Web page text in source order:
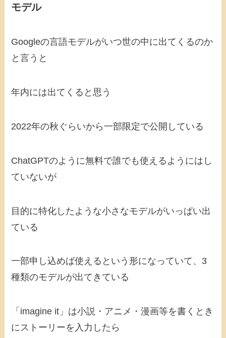
モデル
Googleの言語モデルがいつ世の中に出てくるのか
と言うと
年内には出てくると思う
2022年の秋ぐらいから一部限定で公開している
ChatGPTのように無料で誰でも使えるようにはし
ていないが
目的に特化したような小さなモデルがいっぱい出
ている
一部申し込めば使えるという形になっていて、3
種類のモデルが出てきている
「imagine it」は小説・アニメ・漫画等を書くとき
にストーリーを入力したら